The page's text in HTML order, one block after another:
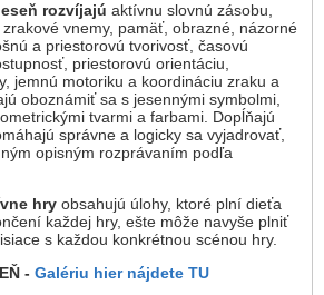
rozvíjajú aktívnu slovnú zásobu,
vnemy, pamäť, obrazné, názorné
a priestorovú tvorivosť, časovú
priestorovú orientáciu,
jemnú motoriku a koordináciu zraku a
oboznámiť sa s jesennými symbolmi,
tvarmi a farbami. Dopĺňajú
správne a logicky sa vyjadrovať,
opisným rozprávaním podľa
hry obsahujú úlohy, ktoré plní dieťa
každej hry, ešte môže navyše plniť
s každou konkrétnou scénou hry.
- Galériu hier nájdete TU